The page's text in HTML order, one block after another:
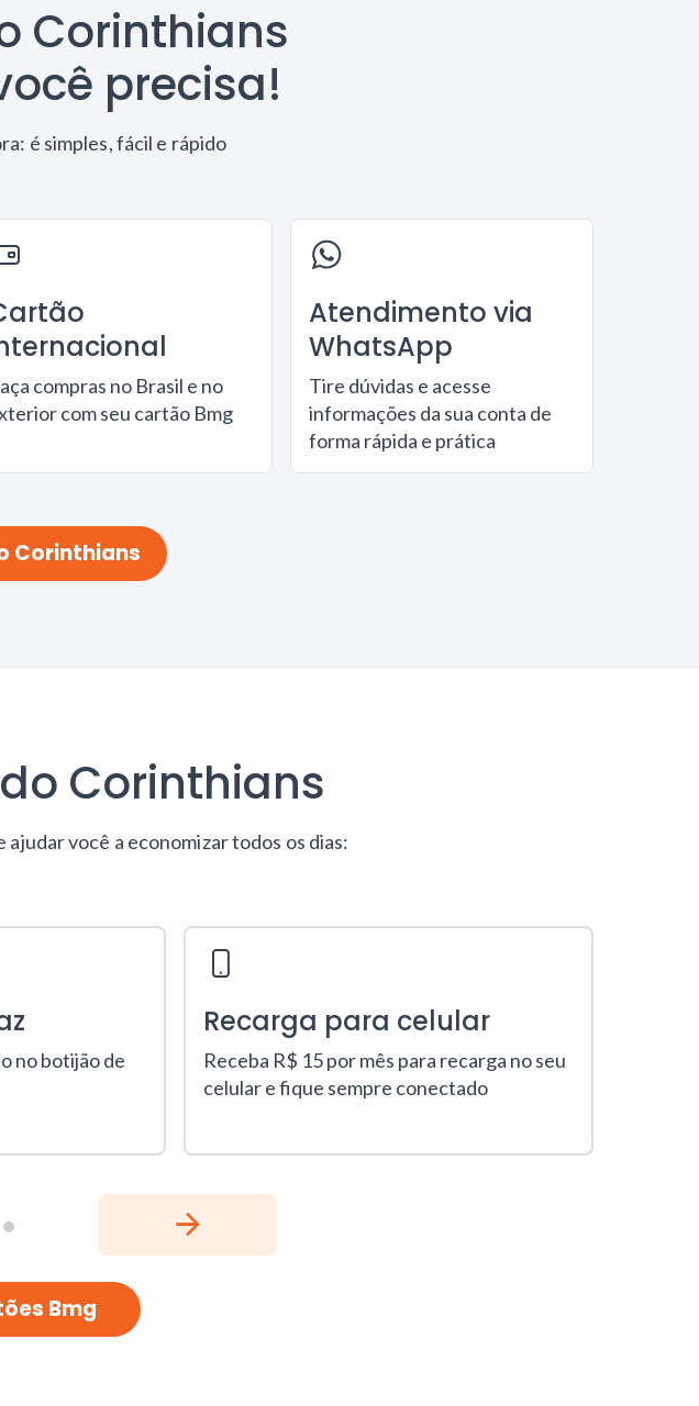
Corinthians
precisa!
é simples, fácil e rápido
compras no Brasil e no
com seu cartão Bmg
Atendimento via
WhatsApp
Tire dúvidas e acesse
informações da sua conta de
forma rápida e prática
Corinthians
Corinthians
você a economizar todos os dias:
no botijão de
Recarga para celular
Receba R$ 15 por mês para recarga no seu
celular e fique sempre conectado
Bmg